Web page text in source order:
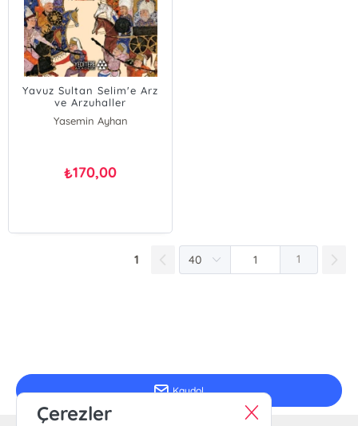
Yavuz Sultan Selim'e Arz
ve Arzuhaller
Yasemin Ayhan
₺170,00
1 1
Kaydol
Çerezler